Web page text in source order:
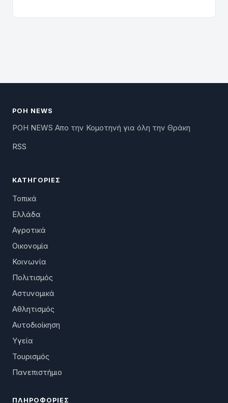
ΡΟΗ NEWS
ΡΟΗ NEWS Απο την Κομοτηνή για όλη την Θράκη
RSS
ΚΑΤΗΓΟΡΊΕΣ
Τοπικά
Ελλάδα
Αγροτικά
Οικονομία
Κοινωνία
Πολιτισμός
Αστυνομικά
Αθλητισμός
Αυτοδιοίκηση
Υγεία
Τουρισμός
Πανεπιστήμιο
ΠΛΗΡΟΦΟΡΊΕΣ